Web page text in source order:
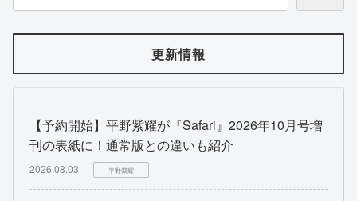
更新情報
【予約開始】平野紫耀が『Safari』2026年10月号増
刊の表紙に！通常版との違いも紹介
2026.08.03 平野紫耀